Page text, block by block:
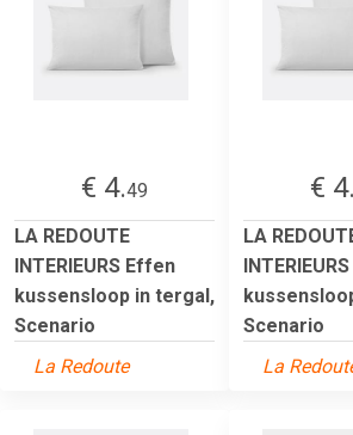
€ 4.49
LA REDOUTE
INTERIEURS Effen
kussensloop in tergal,
Scenario
La Redoute
€ 4.
LA
Scenario
La